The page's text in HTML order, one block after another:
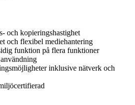
och kopieringshastighet
och flexibel mediehantering
funktion på flera funktioner
inklusive nätverk och